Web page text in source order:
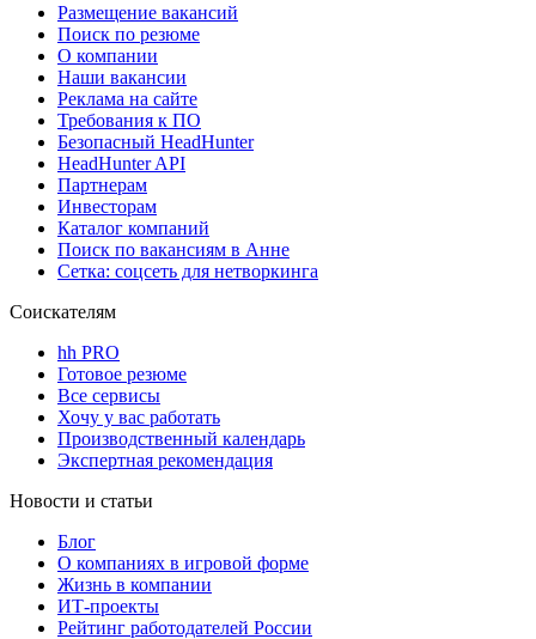
Размещение вакансий
Поиск по резюме
О компании
Наши вакансии
Реклама на сайте
Требования к ПО
Безопасный HeadHunter
HeadHunter API
Партнерам
Инвесторам
Каталог компаний
Поиск по вакансиям в Анне
Сетка: соцсеть для нетворкинга
Соискателям
hh PRO
Готовое резюме
Все сервисы
Хочу у вас работать
Производственный календарь
Экспертная рекомендация
Новости и статьи
Блог
О компаниях в игровой форме
Жизнь в компании
ИТ-проекты
Рейтинг работодателей России